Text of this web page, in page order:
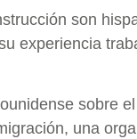
son
experiencia
sobre
una